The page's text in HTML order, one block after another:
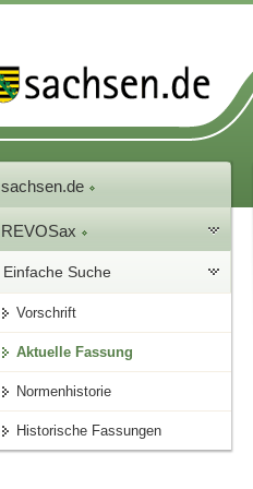
sachsen.de
REVOSax
Einfache Suche
Vorschrift
Aktuelle Fassung
Normenhistorie
Historische Fassungen